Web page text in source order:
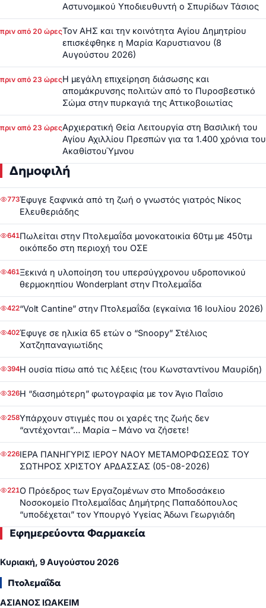
Αστυνομικού Υποδιευθυντή ο Σπυρίδων Τάσιος
πριν από 20 ώρεςΤον ΑΗΣ και την κοινότητα Αγίου Δημητρίου
επισκέφθηκε η Μαρία Καρυστιανου (8
Αυγούστου 2026)
πριν από 23 ώρεςΗ μεγάλη επιχείρηση διάσωσης και
απομάκρυνσης πολιτών από το Πυροσβεστικό
Σώμα στην πυρκαγιά της Αττικοβοιωτίας
πριν από 23 ώρεςΑρχιερατική Θεία Λειτουργία στη Βασιλική του
Αγίου Αχιλλίου Πρεσπών για τα 1.400 χρόνια του
ΑκαθίστουΎμνου
Δημοφιλή
773Έφυγε ξαφνικά από τη ζωή ο γνωστός γιατρός Νίκος
Ελευθεριάδης
641Πωλείται στην Πτολεμαΐδα μονοκατοικία 60τμ με 450τμ
οικόπεδο στη περιοχή του ΟΣΕ
461Ξεκινά η υλοποίηση του υπερσύγχρονου υδροπονικού
θερμοκηπίου Wonderplant στην Πτολεμαΐδα
422“Volt Cantine” στην Πτολεμαΐδα (εγκαίνια 16 Ιουλίου 2026)
402Έφυγε σε ηλικία 65 ετών ο “Snoopy” Στέλιος
Χατζηπαναγιωτίδης
394Η ουσία πίσω από τις λέξεις (του Κωνσταντίνου Μαυρίδη)
326Η “διασημότερη” φωτογραφία με τον Άγιο Παΐσιο
258Υπάρχουν στιγμές που οι χαρές της ζωής δεν
“αντέχονται”… Μαρία – Μάνο να ζήσετε!
226ΙΕΡΑ ΠΑΝΗΓΥΡΙΣ ΙΕΡΟΥ ΝΑΟΥ ΜΕΤΑΜΟΡΦΩΣΕΩΣ ΤΟΥ
ΣΩΤΗΡΟΣ ΧΡΙΣΤΟΥ ΑΡΔΑΣΣΑΣ (05-08-2026)
221Ο Πρόεδρος των Εργαζομένων στο Μποδοσάκειο
Νοσοκομείο Πτολεμαΐδας Δημήτρης Παπαδόπουλος
“υποδέχεται” τον Υπουργό Υγείας Άδωνι Γεωργιάδη
Εφημερεύοντα Φαρμακεία
Κυριακή, 9 Αυγούστου 2026
Πτολεμαΐδα
ΑΣΙΑΝΟΣ ΙΩΑΚΕΙΜ